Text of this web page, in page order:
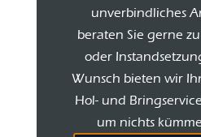
unverbindliches
beraten Sie gerne
oder
Wunsch bieten wir
Hol- und
um nichts